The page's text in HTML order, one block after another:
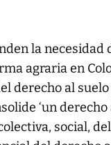
la necesidad
agraria en
derecho al suelo
‘un derecho
social,